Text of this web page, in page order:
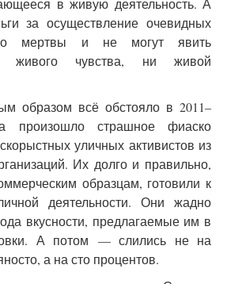
в живую деятельность. А
за осуществление очевидных
мертвы и не могут явить
живого чувства, ни живой
образом всё обстояло в 2011–
произошло страшное фиаско
уличных активистов из
Их долго и правильно,
образцам, готовили к
деятельности. Они жадно
вкусности, предлагаемые им в
А потом — слились не на
а на сто процентов.